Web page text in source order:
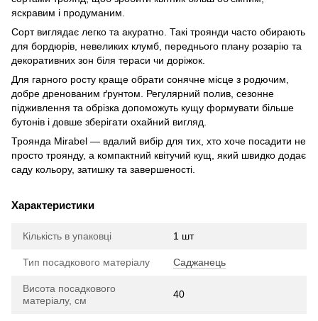
яскравим і продуманим.
Сорт виглядає легко та акуратно. Такі троянди часто обирають
для бордюрів, невеликих клумб, переднього плану розарію та
декоративних зон біля тераси чи доріжок.
Для гарного росту краще обрати сонячне місце з родючим,
добре дренованим ґрунтом. Регулярний полив, сезонне
підживлення та обрізка допоможуть кущу формувати більше
бутонів і довше зберігати охайний вигляд.
Троянда Mirabel — вдалий вибір для тих, хто хоче посадити не
просто троянду, а компактний квітучий кущ, який швидко додає
саду кольору, затишку та завершеності.
Характеристики
Кількість в упаковці 1 шт
Тип посадкового матеріалу Саджанець
Висота посадкового
матеріалу, см
40